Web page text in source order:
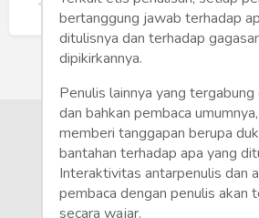
214
bertanggung jawab terhadap
ditulisnya dan terhadap
dipikirkannya.
Penulis lainnya yang
dan bahkan pembaca
memberi tanggapan berupa
bantahan terhadap apa yang
Interaktivitas antarpenulis dan
pembaca dengan penulis akan
secara wajar.